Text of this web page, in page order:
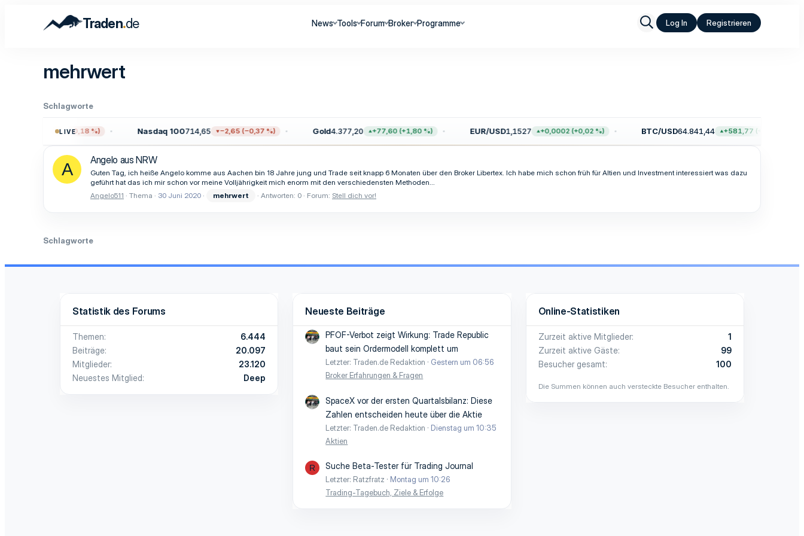
Traden.de News Tools Forum Broker Programme Log In Registrieren
mehrwert
Schlagworte
LIVE
−13,59 (−0,18 %) Nasdaq 100714,65 −2,65 (−0,37 %) Gold4.377,20 +77,60 (+1,80 %) EUR/USD1,1527 +0,0002 (+0,02 %) BTC/USD64.841,44 +581,77 (+0,91 %)
A Angelo aus NRW
Guten Tag, ich heiße Angelo komme aus Aachen bin 18 Jahre jung und Trade seit knapp 6 Monaten über den Broker Libertex. Ich habe mich schon früh für Altien und Investment interessiert was dazu
geführt hat das ich mir schon vor meine Volljährigkeit mich enorm mit den verschiedensten Methoden...
Angelo511
Thema 30 Juni 2020 mehrwert Antworten: 0 Forum: Stell dich vor!
Schlagworte
Statistik des Forums
Themen
6.444
Beiträge
20.097
Mitglieder
23.120
Neuestes Mitglied
Deep
Neueste Beiträge
PFOF-Verbot zeigt Wirkung: Trade Republic
baut sein Ordermodell komplett um
Letzter: Traden.de Redaktion
Gestern um 06:56
Broker Erfahrungen & Fragen
SpaceX vor der ersten Quartalsbilanz: Diese
Zahlen entscheiden heute über die Aktie
Letzter: Traden.de Redaktion
Dienstag um 10:35
Aktien
R Suche Beta-Tester für Trading Journal
Letzter: Ratzfratz
Montag um 10:26
Trading-Tagebuch, Ziele & Erfolge
Online-Statistiken
Zurzeit aktive Mitglieder
1
Zurzeit aktive Gäste
99
Besucher gesamt
100
Die Summen können auch versteckte Besucher enthalten.